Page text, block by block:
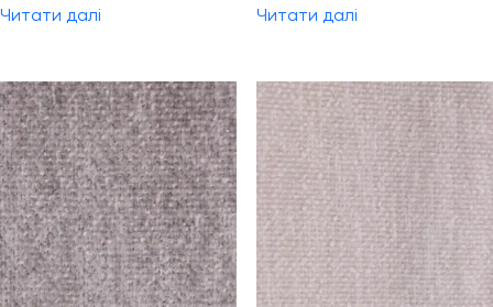
Читати далі Читати далі